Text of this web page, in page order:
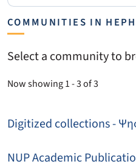
COMMUNITIES IN
Select a community to
Now showing1 - 3 of 3
Digitized collections -
NUP Academic